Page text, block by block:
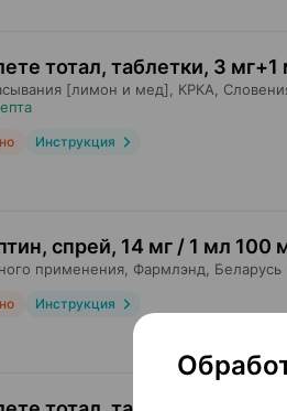
тотал, таблетки, 3 мг+1
[лимон и мед], КРКА ,
Инструкция
спрей, 14 мг / 1 мл 100
применения, Фармлэнд , Беларусь
Инструкция